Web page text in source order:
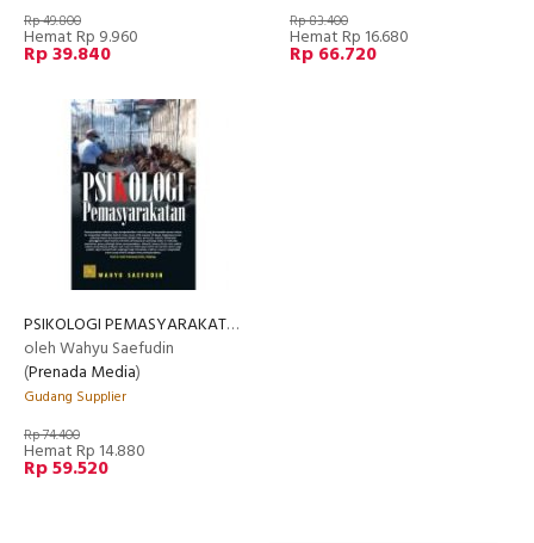
Rp 49.800
Hemat Rp 9.960
Rp 39.840
Rp 83.400
Hemat Rp 16.680
Rp 66.720
PSIKOLOGI PEMASYARAKATAN
oleh Wahyu Saefudin
(Prenada Media)
Gudang Supplier
Rp 74.400
Hemat Rp 14.880
Rp 59.520